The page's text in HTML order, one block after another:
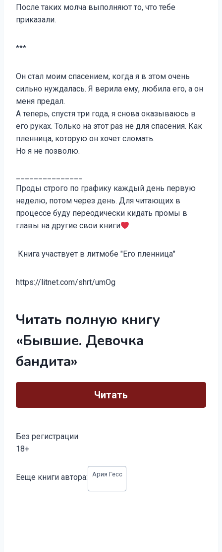
После таких молча выполняют то, что тебе
приказали.
***
Он стал моим спасением, когда я в этом очень
сильно нуждалась. Я верила ему, любила его, а он
меня предал.
А теперь, спустя три года, я снова оказываюсь в
его руках. Только на этот раз не для спасения. Как
пленница, которую он хочет сломать.
Но я не позволю.
Проды строго по графику каждый день первую
неделю, потом через день. Для читающих в
процессе буду переодически кидать промы в
главы на другие свои книги
Книга участвует в литмобе "Его пленница"
https://litnet.com/shrt/umOg
Читать полную книгу
«Бывшие. Девочка
бандита»
Читать
Без регистрации
18+
записи:
Ееще книги автора: Ария Гесс